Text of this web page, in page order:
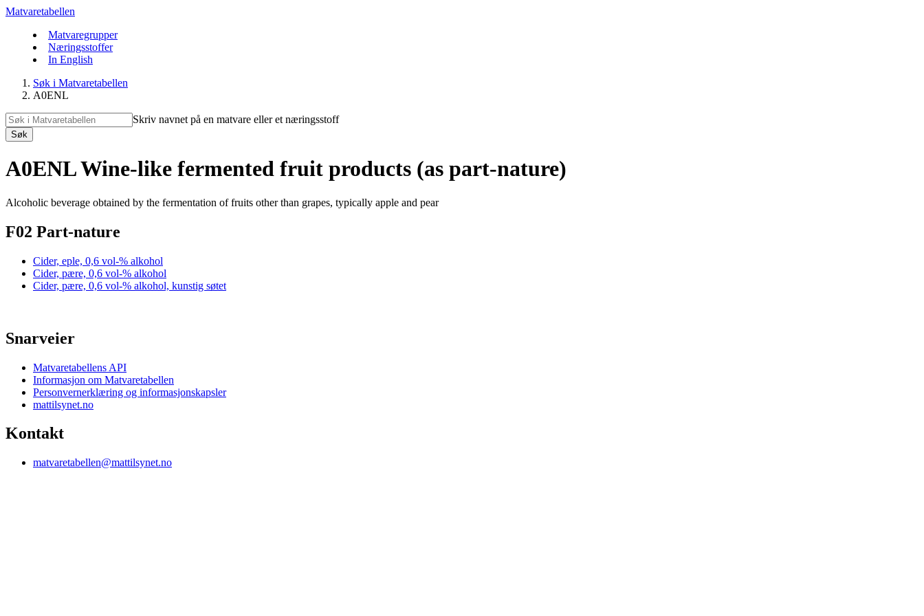
Matvaretabellen
Matvaregrupper
Næringsstoffer
In English
Søk i Matvaretabellen
A0ENL
Skriv navnet på en matvare eller et næringsstoff
Søk
A0ENL Wine-like fermented fruit products (as part-nature)
Alcoholic beverage obtained by the fermentation of fruits other than grapes, typically apple and pear
F02 Part-nature
Cider, eple, 0,6 vol-% alkohol
Cider, pære, 0,6 vol-% alkohol
Cider, pære, 0,6 vol-% alkohol, kunstig søtet
Snarveier
Matvaretabellens API
Informasjon om Matvaretabellen
Personvernerklæring og informasjonskapsler
mattilsynet.no
Kontakt
matvaretabellen@mattilsynet.no